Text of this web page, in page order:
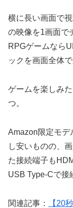
横に長い画面で
の映像を1画面で
RPGゲームなら
ックを画面全体で
ゲームを楽しみ
つ。
Amazon限定モデ
し安いものの、
た接続端子も
USB Type-Cで接
関連記事：
【20